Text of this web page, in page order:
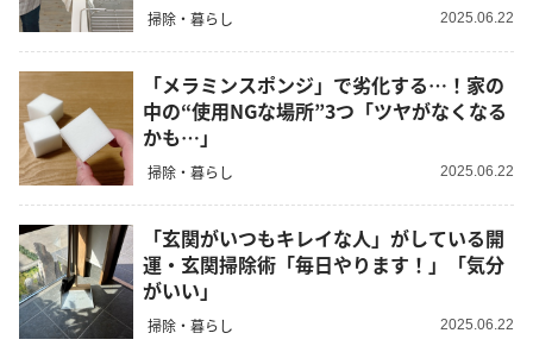
掃除・暮らし 2025.06.22
「メラミンスポンジ」で劣化する…！家の
中の“使用NGな場所”3つ「ツヤがなくなる
かも…」
掃除・暮らし 2025.06.22
「玄関がいつもキレイな人」がしている開
運・玄関掃除術「毎日やります！」「気分
がいい」
掃除・暮らし 2025.06.22